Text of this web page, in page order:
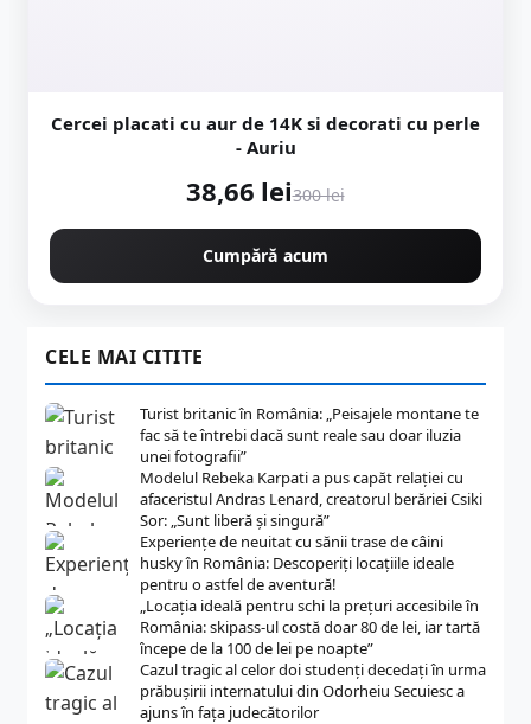
Cercei placati cu aur de 14K si decorati cu perle
- Auriu
38,66 lei300 lei
Cumpără acum
CELE MAI CITITE
Turist britanic în România: „Peisajele montane te
fac să te întrebi dacă sunt reale sau doar iluzia
unei fotografii”
Modelul Rebeka Karpati a pus capăt relației cu
afaceristul Andras Lenard, creatorul berăriei Csiki
Sor: „Sunt liberă și singură”
Experiențe de neuitat cu sănii trase de câini
husky în România: Descoperiți locațiile ideale
pentru o astfel de aventură!
„Locația ideală pentru schi la prețuri accesibile în
România: skipass-ul costă doar 80 de lei, iar tartă
începe de la 100 de lei pe noapte”
Cazul tragic al celor doi studenți decedați în urma
prăbușirii internatului din Odorheiu Secuiesc a
ajuns în fața judecătorilor